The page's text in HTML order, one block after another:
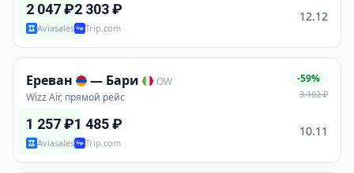
2 047₽
Aviasales
2 303₽
Trip.com
12.12
Ереван — Бари
OW
Wizz Air, прямой рейс
-59%
3 102₽
1 257₽
Aviasales
1 485₽
Trip.com
10.11